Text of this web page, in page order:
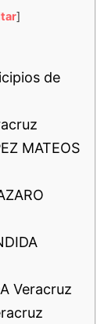
]
de
MATEOS
Veracruz